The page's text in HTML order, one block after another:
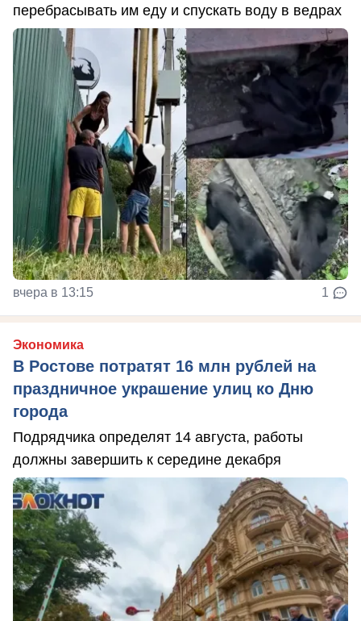
перебрасывать им еду и спускать воду в ведрах
вчера в 13:15 1
Экономика
В Ростове потратят 16 млн рублей на
праздничное украшение улиц ко Дню
города
Подрядчика определят 14 августа, работы
должны завершить к середине декабря